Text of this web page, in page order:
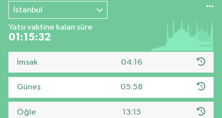
İstanbul
Yatsı vaktine kalan süre
01:15:31
İmsak 04:16
Güneş 05:58
Öğle 13:15